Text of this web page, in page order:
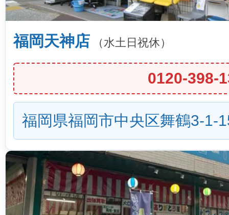
福岡天神店 （水土日祝休）
0120-398-
福岡県福岡市中央区舞鶴3-1-